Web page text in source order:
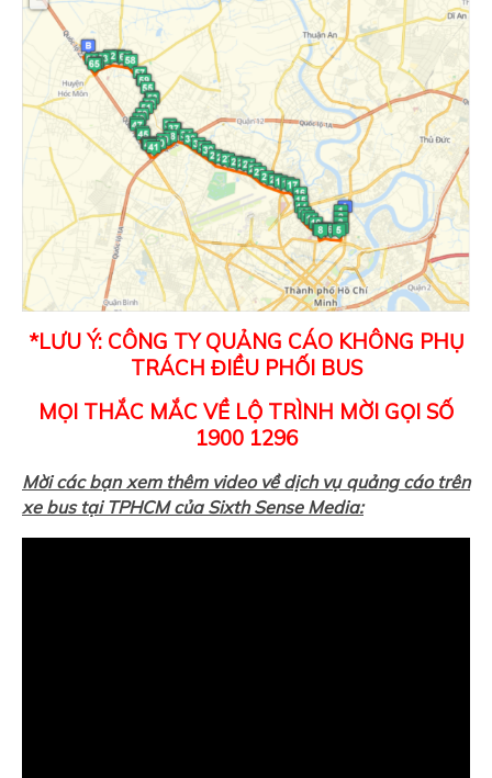
*LƯU Ý: CÔNG TY QUẢNG CÁO KHÔNG PHỤ
TRÁCH ĐIỀU PHỐI BUS
MỌI THẮC MẮC VỀ LỘ TRÌNH MỜI GỌI SỐ
1900 1296
Mời các bạn xem thêm video về dịch vụ quảng cáo trên
xe bus tại TPHCM của Sixth Sense Media: